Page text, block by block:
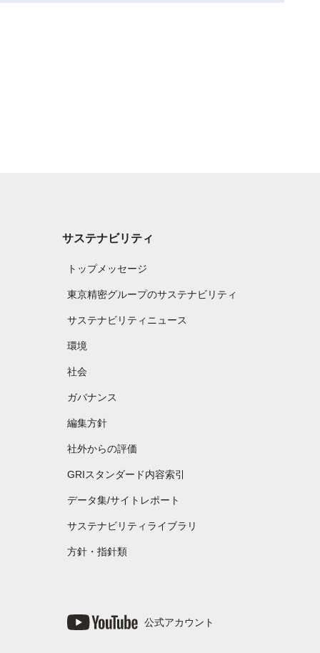
サステナビリティ
トップメッセージ
東京精密グループのサステナビリティ
サステナビリティニュース
環境
社会
ガバナンス
編集方針
社外からの評価
GRIスタンダード内容索引
データ集/サイトレポート
サステナビリティライブラリ
方針・指針類
公式アカウント